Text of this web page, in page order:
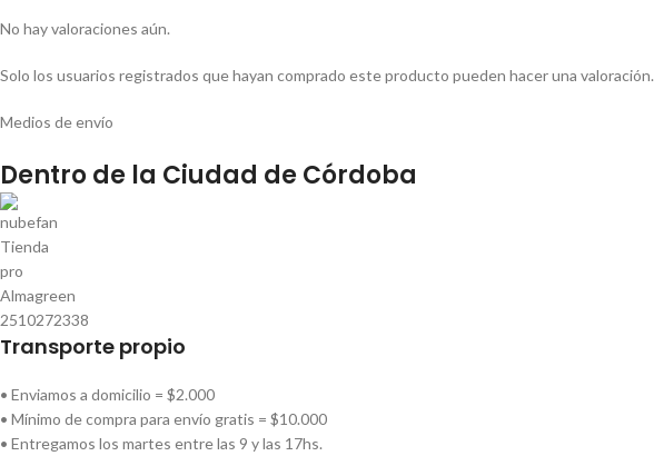
No hay valoraciones aún.
Solo los usuarios registrados que hayan comprado este producto pueden hacer una valoración.
Medios de envío
Dentro de la Ciudad de Córdoba
Transporte propio
• Enviamos a domicilio = $2.000
• Mínimo de compra para envío gratis = $10.000
• Entregamos los martes entre las 9 y las 17hs.